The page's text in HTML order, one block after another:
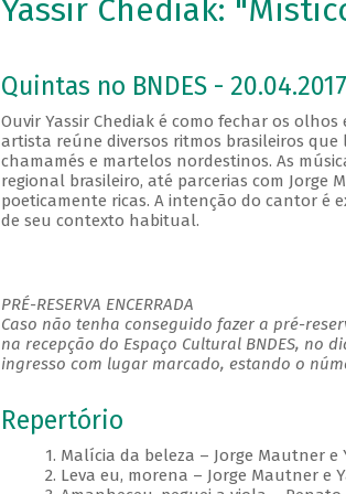
Yassir Chediak:
Quintas no BNDES -
Ouvir Yassir Chediak é como fechar os
artista reúne diversos ritmos brasileiros que
chamamés e martelos nordestinos. As
regional brasileiro, até parcerias com Jorge
poeticamente ricas. A intenção do cantor é
de seu contexto habitual.
PRÉ-RESERVA ENCERRADA
Caso não tenha conseguido fazer a pré-
na recepção do Espaço Cultural BNDES, no
ingresso com lugar marcado, estando o
Repertório
1. Malícia da beleza – Jorge Mautner e
2. Leva eu, morena – Jorge Mautner e